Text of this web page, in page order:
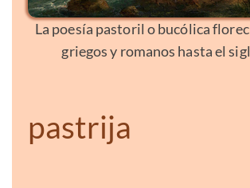
La poesía pastoril o bucólica
griegos y romanos hasta el
pastrija